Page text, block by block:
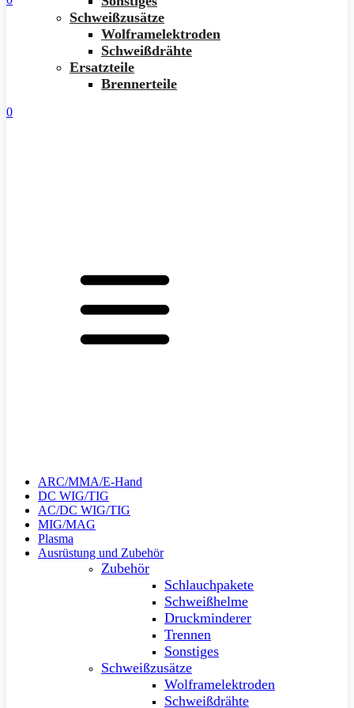
Schweißzusätze
Wolframelektroden
Schweißdrähte
Ersatzteile
Brennerteile
0
ARC/MMA/E-Hand
DC WIG/TIG
AC/DC WIG/TIG
MIG/MAG
Plasma
Ausrüstung und Zubehör
Zubehör
Schlauchpakete
Schweißhelme
Druckminderer
Trennen
Sonstiges
Schweißzusätze
Wolframelektroden
Schweißdrähte